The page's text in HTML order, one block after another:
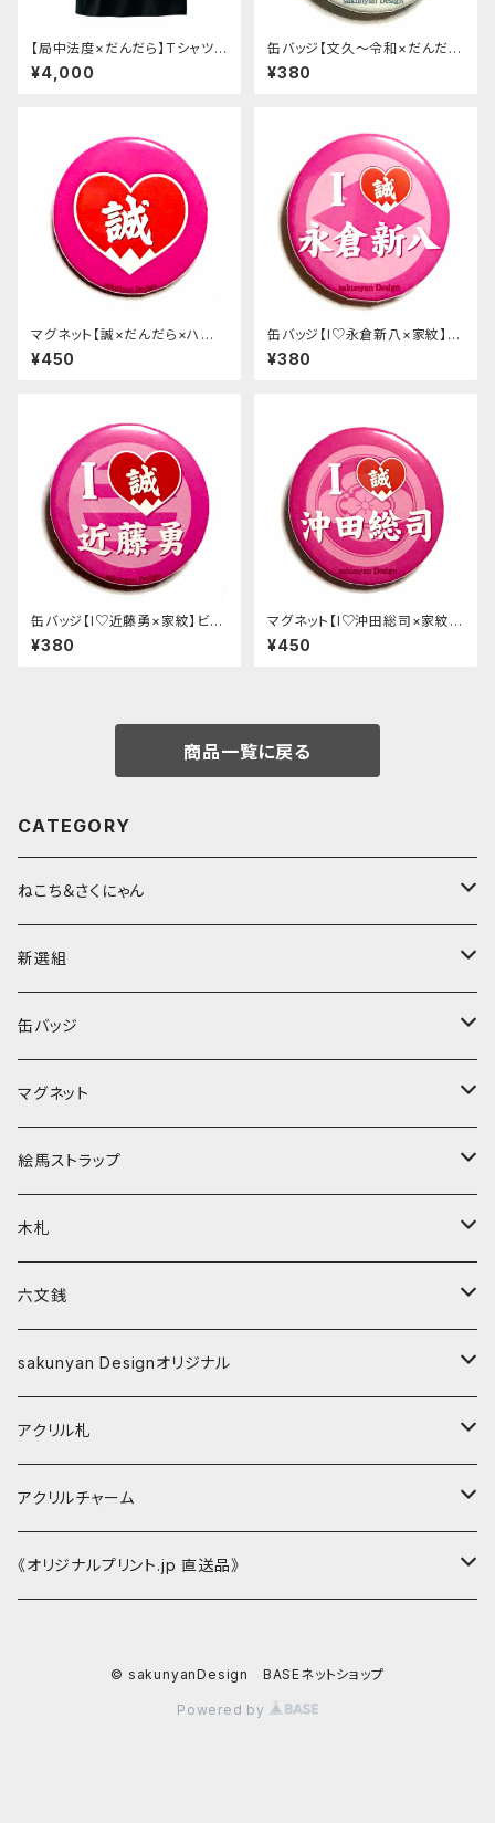
【局中法度×だんだら】Tシャツ
w left_s/black
¥4,000
缶バッジ【文久〜令和×だんだ
ら】浅葱色
¥380
マグネット【誠×だんだら×ハー
ト】ビビットピンク
¥450
缶バッジ【I♡永倉新八×家紋】ビ
ビットピンク
¥380
缶バッジ【I♡近藤勇×家紋】ビビ
ットピンク*
¥380
マグネット【I♡沖田総司×家紋】
ビビットピンク
¥450
商品一覧に戻る
CATEGORY
ねこち＆さくにゃん
缶バッジ
マグネット
絵馬ストラップ
新選組
缶バッジ
マグネット
家紋入ストラップ
木札
キーホルダー
ストラップ
アクリル札
家紋入ストラップ
数珠（パワーストーンブレスレット）
水晶
アパレル
Tシャツ
シルバーアイテム
缶バッジ
ねこち＆さくにゃん
新選組
sakunyan Designオリジナル
マグネット
ねこち＆さくにゃん
新選組
sakunyan Designオリジナル
絵馬ストラップ
ねこち＆さくにゃん
木札
新選組
キーホルダー
ストラップ
キーホルダー
新選組『誠』
ストラップ
新選組『誠』
六文銭
副葬品用
長寿の御守
sakunyan Designオリジナル
缶バッジ
マグネット
アクリルチャーム
アクリル札
新選組
家紋入ストラップ
アクリルチャーム
sakunyan Designオリジナル
《オリジナルプリント.jp 直送品》
© sakunyanDesign BASEネットショップ
Powered by